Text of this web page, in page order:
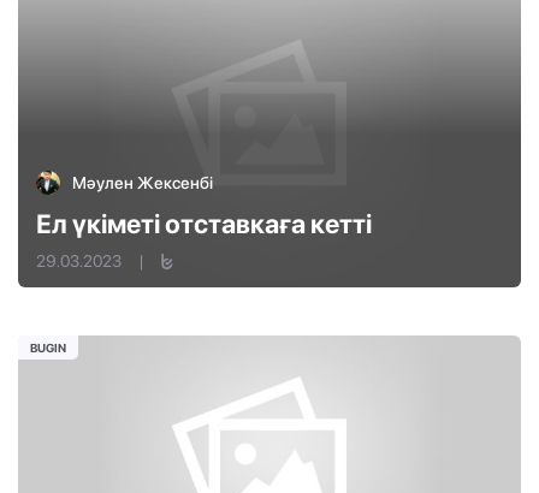
Мәулен Жексенбі
Ел үкіметі отставкаға кетті
29.03.2023 |
BUGIN